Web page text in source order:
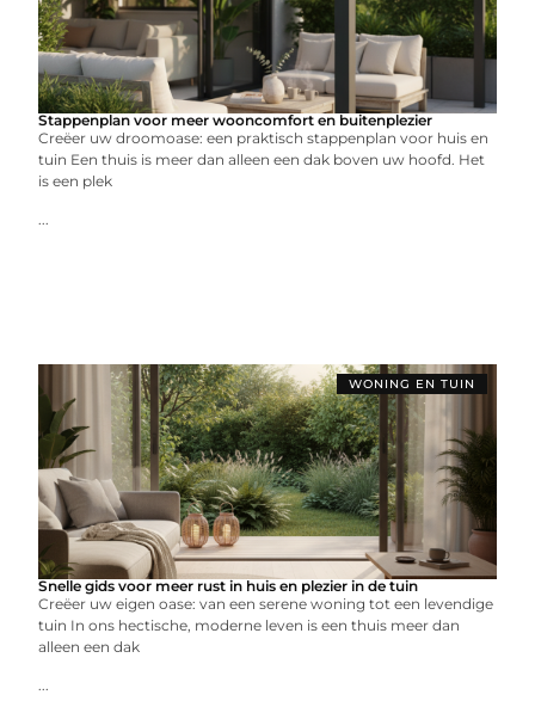
Stappenplan voor meer wooncomfort en buitenplezier
Creëer uw droomoase: een praktisch stappenplan voor huis en
tuin Een thuis is meer dan alleen een dak boven uw hoofd. Het
is een plek
...
WONING EN TUIN
Snelle gids voor meer rust in huis en plezier in de tuin
Creëer uw eigen oase: van een serene woning tot een levendige
tuin In ons hectische, moderne leven is een thuis meer dan
alleen een dak
...